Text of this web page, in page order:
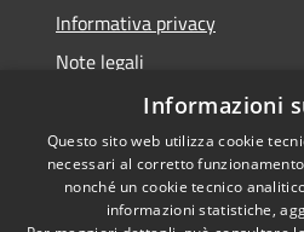
Informativa privacy
Note legali
Dichiarazione di accessibilità
RSS
Informazioni
Questo sito web utilizza cookie
necessari al corretto
nonché un cookie tecnico
informazioni statistiche,